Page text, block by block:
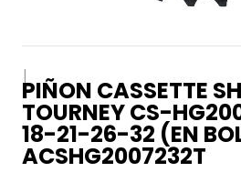
|
PIÑON CASSETTE
TOURNEY CS-
18-21-26-32 (EN
ACSHG2007232T